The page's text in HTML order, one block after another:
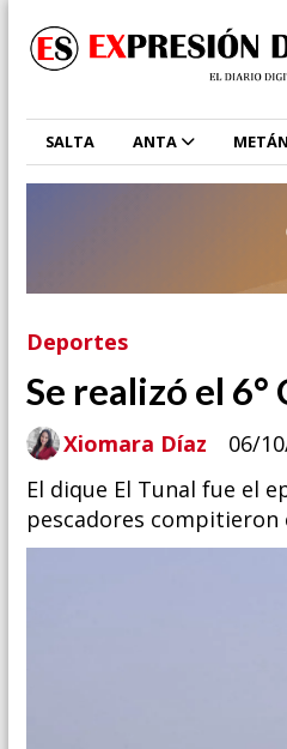
SALTA ANTA METÁN
Se realizó el 6°
El dique El Tunal fue el
pescadores
Deportes
06/
Xiomara Díaz